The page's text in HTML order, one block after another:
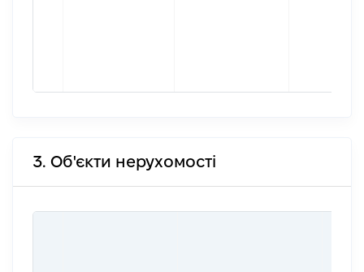
3. Об'єкти нерухомості